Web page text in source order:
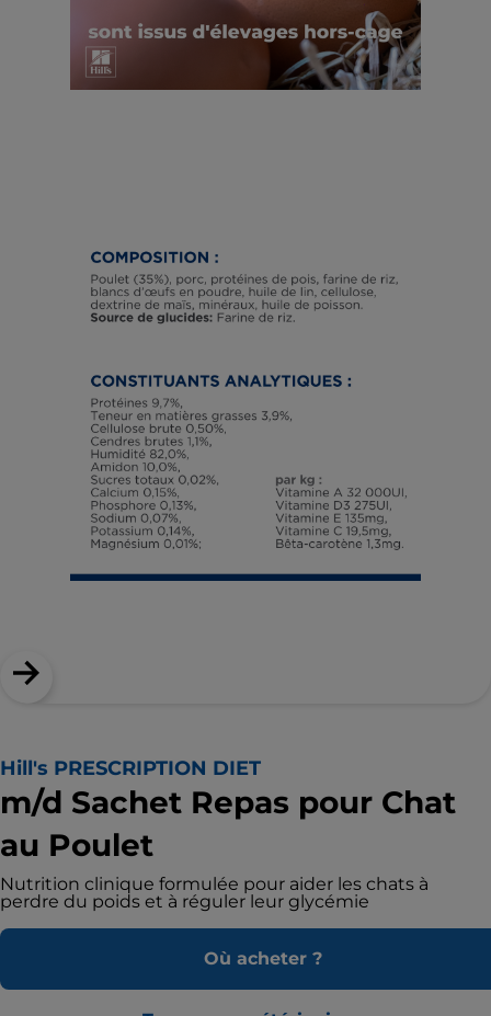
Hill's PRESCRIPTION DIET
m/d Sachet Repas pour Chat
au Poulet
Nutrition clinique formulée pour aider les chats à
perdre du poids et à réguler leur glycémie
Où acheter ?